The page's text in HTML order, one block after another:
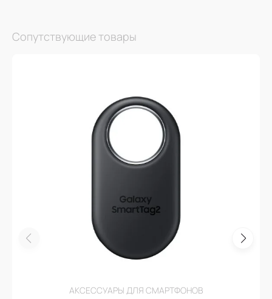
Сопутствующие товары
АКСЕССУАРЫ ДЛЯ СМАРТФОНОВ